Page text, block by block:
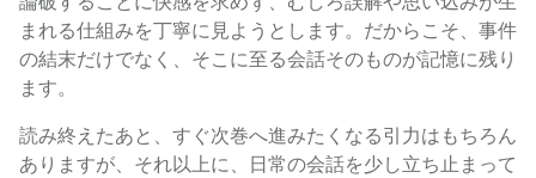
まれる仕組みを丁寧に見ようとします。だからこそ、事件
の結末だけでなく、そこに至る会話そのものが記憶に残り
ます。
読み終えたあと、すぐ次巻へ進みたくなる引力はもちろん
ありますが、それ以上に、日常の会話を少し立ち止まって